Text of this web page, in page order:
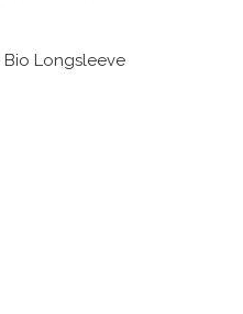
Bio Longsleeve